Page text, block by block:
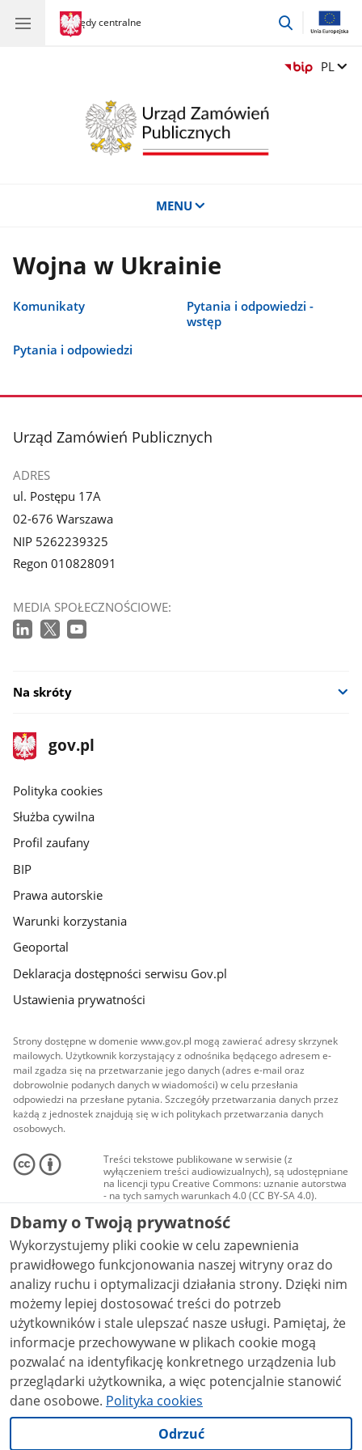
gov.pl
Urzędy centralne
gov.pl
Urzędy
przejdź
Zmień
PL
MENU
Wojna w Ukrainie
Komunikaty
Pytania i odpowiedzi -
wstęp
Pytania i odpowiedzi
stopka
Urząd Zamówień Publicznych
ADRES
ul. Postępu 17A
02-676 Warszawa
NIP 5262239325
Regon 010828091
MEDIA SPOŁECZNOŚCIOWE:
Na skróty
stopka
gov.pl
Strona
gov.pl
gov.pl
Polityka cookies
Służba cywilna
Profil zaufany
BIP
Prawa autorskie
Warunki korzystania
Geoportal
Deklaracja dostępności serwisu Gov.pl
Ustawienia prywatności
Strony dostępne w domenie www.gov.pl mogą zawierać adresy skrzynek
mailowych. Użytkownik korzystający z odnośnika będącego adresem e-
mail zgadza się na przetwarzanie jego danych (adres e-mail oraz
dobrowolnie podanych danych w wiadomości) w celu przesłania
odpowiedzi na przesłane pytania. Szczegóły przetwarzania danych przez
każdą z jednostek znajdują się w ich politykach przetwarzania danych
osobowych.
Treści tekstowe publikowane w serwisie (z
wyłączeniem treści audiowizualnych), są udostępniane
na licencji typu Creative Commons: uznanie autorstwa
- na tych samych warunkach 4.0 (CC BY-SA 4.0).
Materiały audiowizualne, w tym zdjęcia, materiały
audio i wideo, są udostępniane na licencji typu
Creative Commons: uznanie autorstwa użycie
niekomercyjne - bez utworów zależnych 4.0 (CC BY-
NC-ND 4.0), o ile nie jest to stwierdzone inaczej.
Dbamy o Twoją prywatność
Wykorzystujemy pliki cookie w celu zapewnienia
prawidłowego funkcjonowania naszej witryny oraz do
analizy ruchu i optymalizacji działania strony. Dzięki nim
możemy lepiej dostosować treści do potrzeb
użytkowników i stale ulepszać nasze usługi. Pamiętaj, że
informacje przechowywane w plikach cookie mogą
pozwalać na identyfikację konkretnego urządzenia lub
przeglądarki użytkownika, a więc potencjalnie stanowić
dane osobowe. Polityka cookies
Odrzuć